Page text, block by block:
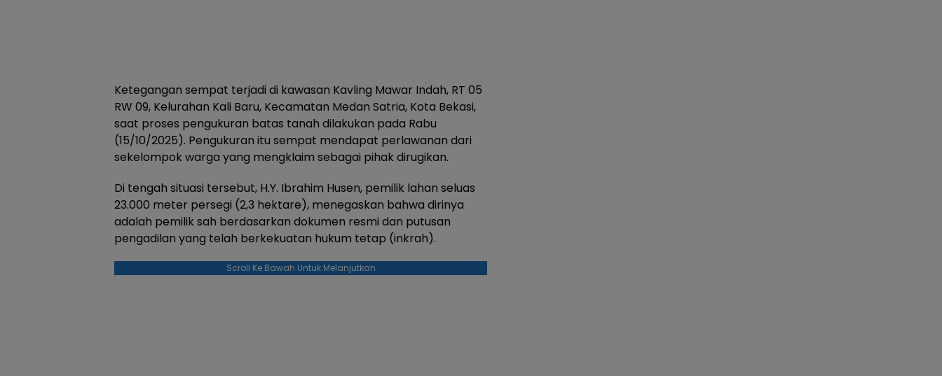
Ketegangan sempat terjadi di kawasan Kavling Mawar Indah, RT 05
RW 09, Kelurahan Kali Baru, Kecamatan Medan Satria, Kota Bekasi,
saat proses pengukuran batas tanah dilakukan pada Rabu
(15/10/2025). Pengukuran itu sempat mendapat perlawanan dari
sekelompok warga yang mengklaim sebagai pihak dirugikan.
Di tengah situasi tersebut, H.Y. Ibrahim Husen, pemilik lahan seluas
23.000 meter persegi (2,3 hektare), menegaskan bahwa dirinya
adalah pemilik sah berdasarkan dokumen resmi dan putusan
pengadilan yang telah berkekuatan hukum tetap (inkrah).
Scroll Ke Bawah Untuk Melanjutkan